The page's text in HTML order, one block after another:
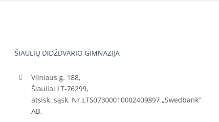
ŠIAULIŲ DIDŽDVARIO GIMNAZIJA
Vilniaus g. 188,
Šiauliai LT-76299,
atsisk. sąsk. Nr.LT507300010002409897 „Swedbank“
AB.